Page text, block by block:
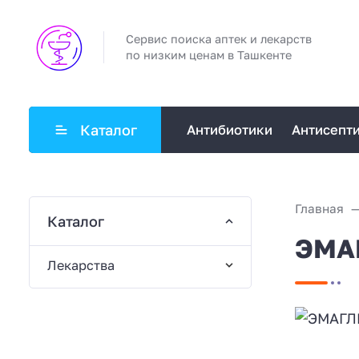
Сервис поиска аптек и лекарств
по низким ценам в Ташкенте
Каталог Антибиотики
Главная
Каталог
Лекарства